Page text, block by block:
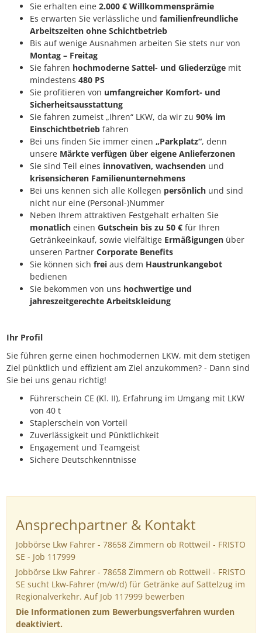
Sie erhalten eine 2.000 € Willkommensprämie
Es erwarten Sie verlässliche und familienfreundliche
Arbeitszeiten ohne Schichtbetrieb
Bis auf wenige Ausnahmen arbeiten Sie stets nur von
Montag – Freitag
Sie fahren hochmoderne Sattel- und Gliederzüge mit
mindestens 480 PS
Sie profitieren von umfangreicher Komfort- und
Sicherheitsausstattung
Sie fahren zumeist „Ihren“ LKW, da wir zu 90% im
Einschichtbetrieb fahren
Bei uns finden Sie immer einen „Parkplatz“, denn
unsere Märkte verfügen über eigene Anlieferzonen
Sie sind Teil eines innovativen, wachsenden und
krisensicheren Familienunternehmens
Bei uns kennen sich alle Kollegen persönlich und sind
nicht nur eine (Personal-)Nummer
Neben Ihrem attraktiven Festgehalt erhalten Sie
monatlich einen Gutschein bis zu 50 € für Ihren
Getränkeeinkauf, sowie vielfältige Ermäßigungen über
unseren Partner Corporate Benefits
Sie können sich frei aus dem Haustrunkangebot
bedienen
Sie bekommen von uns hochwertige und
jahreszeitgerechte Arbeitskleidung
Ihr Profil
Sie führen gerne einen hochmodernen LKW, mit dem stetigen
Ziel pünktlich und effizient am Ziel anzukommen? - Dann sind
Sie bei uns genau richtig!
Führerschein CE (Kl. II), Erfahrung im Umgang mit LKW
von 40 t
Staplerschein von Vorteil
Zuverlässigkeit und Pünktlichkeit
Engagement und Teamgeist
Sichere Deutschkenntnisse
Ansprechpartner & Kontakt
Jobbörse Lkw Fahrer - 78658 Zimmern ob Rottweil - FRISTO
SE - Job 117999
Jobbörse Lkw Fahrer - 78658 Zimmern ob Rottweil - FRISTO
SE sucht Lkw-Fahrer (m/w/d) für Getränke auf Sattelzug im
Regionalverkehr. Auf Job 117999 bewerben
Die Informationen zum Bewerbungsverfahren wurden
deaktiviert.